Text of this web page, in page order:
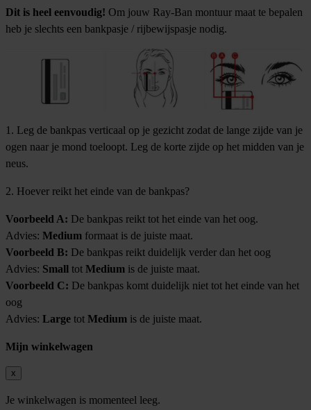
Dit is heel eenvoudig! Om jouw Ray-Ban montuur maat te bepalen
heb je slechts een bankpasje / rijbewijspasje nodig.
1. Leg de bankpas verticaal op je gezicht zodat de lange zijde van je
ogen naar je mond toeloopt. Leg de korte zijde op het midden van je
neus.
2. Hoever reikt het einde van de bankpas?
Voorbeeld A: De bankpas reikt tot het einde van het oog.
Advies: Medium formaat is de juiste maat.
Voorbeeld B: De bankpas reikt duidelijk verder dan het oog
Advies: Small tot Medium is de juiste maat.
Voorbeeld C: De bankpas komt duidelijk niet tot het einde van het
oog
Advies: Large tot Medium is de juiste maat.
Mijn winkelwagen
x
Je winkelwagen is momenteel leeg.